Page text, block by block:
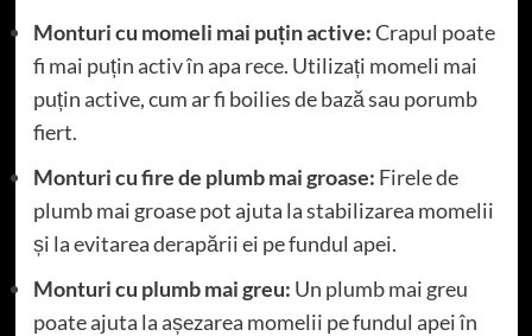
Monturi cu momeli mai puțin active:Crapul poate
fi mai puțin activ în apa rece. Utilizați momeli mai
puțin active, cum ar fi boilies de bază sau porumb
fiert.
Monturi cu fire de plumb mai groase: Firele de
plumb mai groase pot ajuta la stabilizarea momelii
și la evitarea derapării ei pe fundul apei.
Monturi cu plumb mai greu: Un plumb mai greu
poate ajuta la așezarea momelii pe fundul apei în